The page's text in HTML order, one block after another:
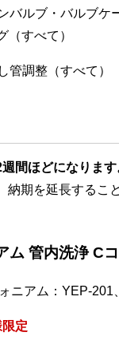
バルブ・バルブケ
（すべて）
管調整（すべて）
間ほどになります
納期を延長するこ
ム 管内洗浄 C
ニアム：YEP-201
定